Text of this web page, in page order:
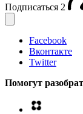
Подписаться 2
Facebook
Вконтакте
Twitter
Помогут